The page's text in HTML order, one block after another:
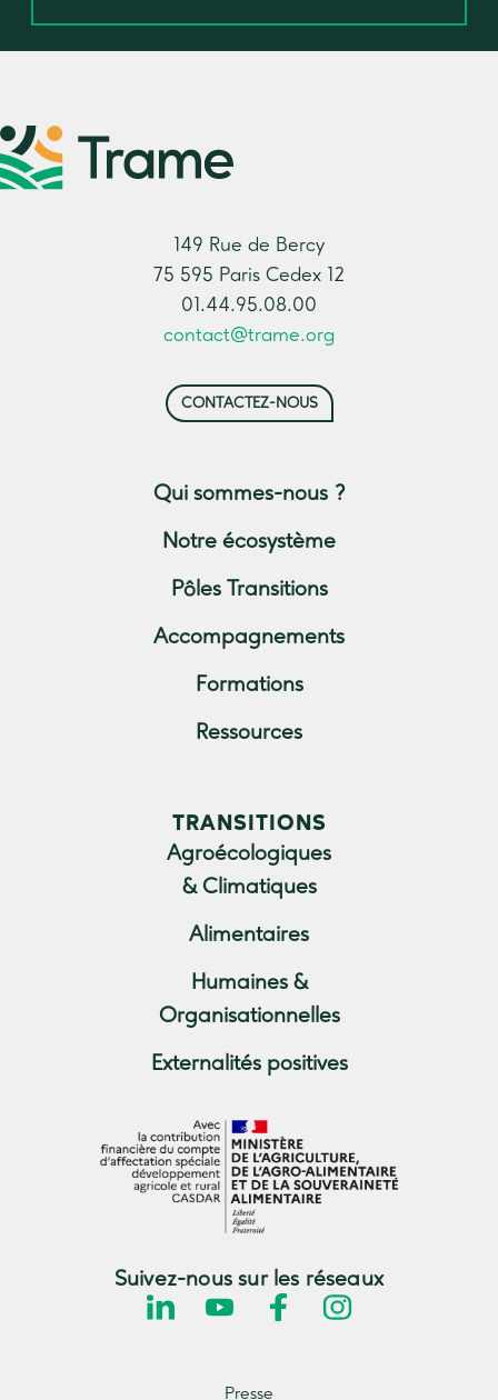
149 Rue de Bercy
75 595 Paris Cedex 12
01.44.95.08.00
contact@trame.org
CONTACTEZ-NOUS
Qui sommes-nous ?
Notre écosystème
Pôles Transitions
Accompagnements
Formations
Ressources
TRANSITIONS
Agroécologiques
& Climatiques
Alimentaires
Humaines &
Organisationnelles
Externalités positives
Suivez-nous sur les réseaux
Presse